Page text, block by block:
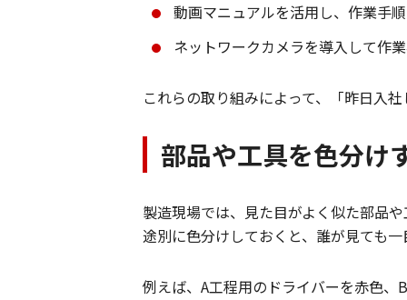
動画マニュアルを活用し、作業手
ネットワークカメラを導入して作
これらの取り組みによって、「昨日入
部品や工具を色分け
製造現場では、見た目がよく似た部品
途別に色分けしておくと、誰が見ても
例えば、A工程用のドライバーを赤色